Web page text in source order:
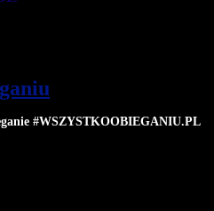
#WSZYSTKOOBIEGANIU.PL